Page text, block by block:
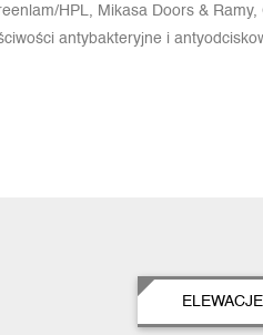
HPL, Mikasa Doors &
antybakteryjne i